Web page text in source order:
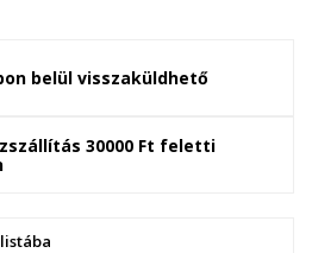
belül visszaküldhető
30000 Ft feletti